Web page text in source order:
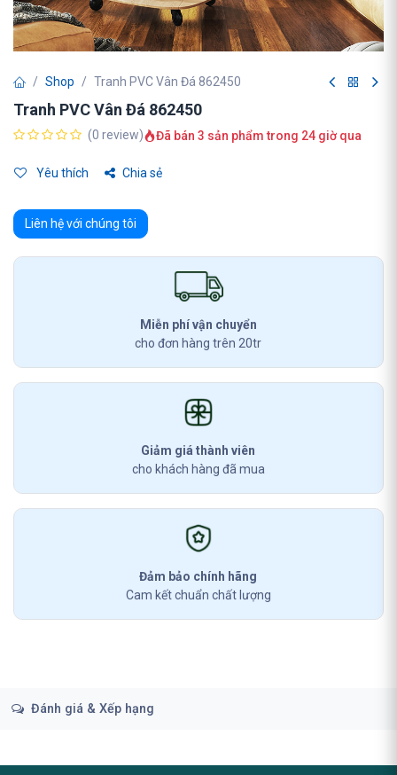
Shop Tranh PVC Vân Đá 862450
Tranh PVC Vân Đá 862450
(0 review) Đã bán 3 sản phẩm trong 24 giờ qua
Yêu thích Chia sẻ
Liên hệ với chúng tôi
Miễn phí vận chuyển
cho đơn hàng trên 20tr
Giảm giá thành viên
cho khách hàng đã mua
Đảm bảo chính hãng
Cam kết chuẩn chất lượng
Đánh giá & Xếp hạng